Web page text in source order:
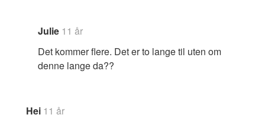
Julie 11 år
Det kommer flere. Det er to lange til uten om
denne lange da??
Hei 11 år